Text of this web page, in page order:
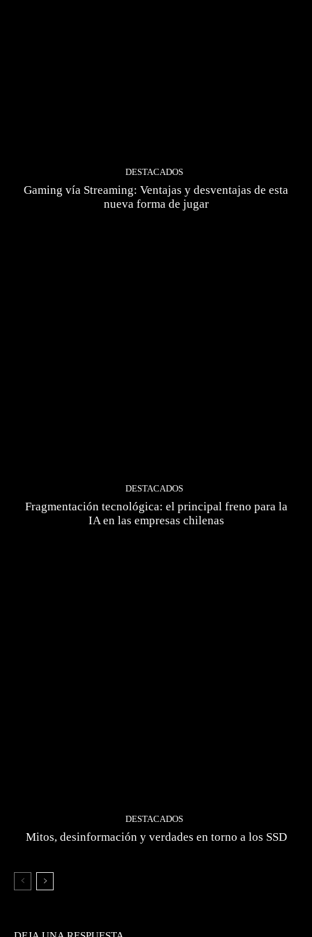
DESTACADOS
Gaming vía Streaming: Ventajas y desventajas de esta
nueva forma de jugar
DESTACADOS
Fragmentación tecnológica: el principal freno para la
IA en las empresas chilenas
DESTACADOS
Mitos, desinformación y verdades en torno a los SSD